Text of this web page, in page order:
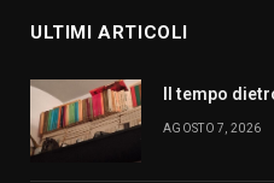
ULTIMI ARTICOLI
Il tempo
AGOSTO 7, 2026